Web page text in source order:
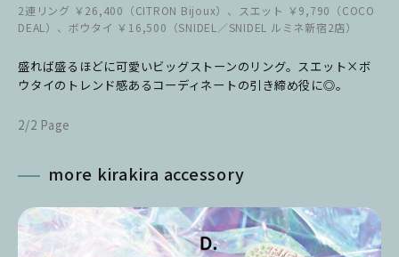
2連リング ￥26,400（CITRON Bijoux）、スエット ￥9,790（COCO
DEAL）、ボウタイ ￥16,500（SNIDEL／SNIDEL ルミネ新宿2店）
盛れば盛るほどに可愛いビッグストーンのリング。スエット×ボ
ウタイのトレンド感あるコーディネートの引き締め役に◎。
2/2 Page
more kirakira accessory